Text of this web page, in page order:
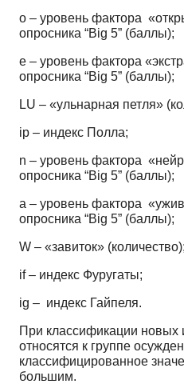
o – уровень фактора
опросника “Big 5” (баллы);
e – уровень фактора
опросника “Big 5” (баллы);
LU – «ульнарная петля»
ip – индекс Полла;
n – уровень фактора
опросника “Big 5” (баллы);
a – уровень фактора
опросника “Big 5” (баллы);
W – «завиток» (количество);
if – индекс Фуругаты;
ig – индекс Гайпеля.
При классификации новых
относятся к группе
классифицированное
большим.